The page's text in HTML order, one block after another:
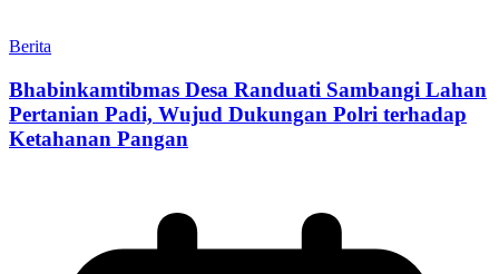
Berita
Bhabinkamtibmas Desa Randuati Sambangi Lahan
Pertanian Padi, Wujud Dukungan Polri terhadap
Ketahanan Pangan